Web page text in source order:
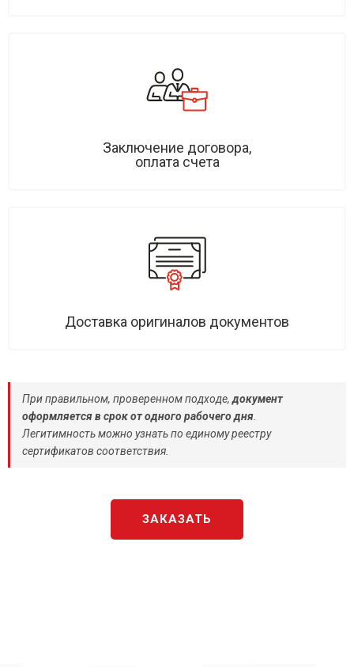
Заключение договора,
оплата счета
Доставка оригиналов документов
При правильном, проверенном подходе,документ
оформляется в срок от одного рабочего дня
Легитимность можно узнать по единому реестру
сертификатов соответствия.
ЗАКАЗАТЬ